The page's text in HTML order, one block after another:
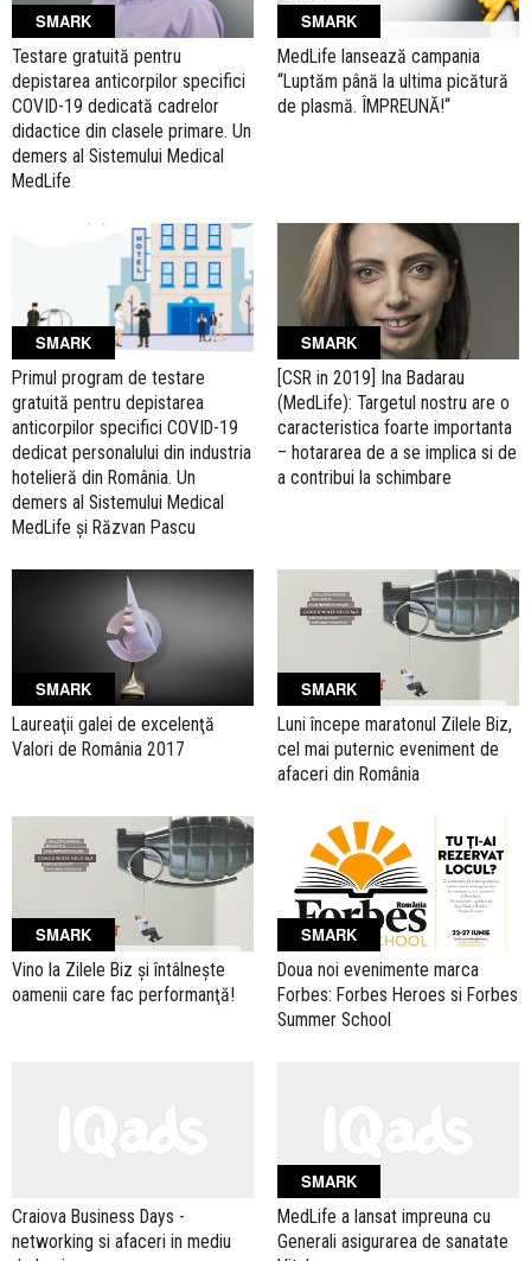
SMARK
Testare gratuită pentru
depistarea anticorpilor specifici
COVID-19 dedicată cadrelor
didactice din clasele primare. Un
demers al Sistemului Medical
MedLife
SMARK
MedLife lansează campania
‘‘Luptăm până la ultima picătură
de plasmă. ÎMPREUNĂ!‘‘
SMARK
Primul program de testare
gratuită pentru depistarea
anticorpilor specifici COVID-19
dedicat personalului din industria
hotelieră din România. Un
demers al Sistemului Medical
MedLife și Răzvan Pascu
SMARK
[CSR in 2019] Ina Badarau
(MedLife): Targetul nostru are o
caracteristica foarte importanta
– hotararea de a se implica si de
a contribui la schimbare
SMARK
Laureaţii galei de excelenţă
Valori de România 2017
SMARK
Luni începe maratonul Zilele Biz,
cel mai puternic eveniment de
afaceri din România
SMARK
Vino la Zilele Biz şi întâlneşte
oamenii care fac performanţă!
SMARK
Doua noi evenimente marca
Forbes: Forbes Heroes si Forbes
Summer School
Craiova Business Days -
networking si afaceri in mediu
SMARK
MedLife a lansat impreuna cu
Generali asigurarea de sanatate